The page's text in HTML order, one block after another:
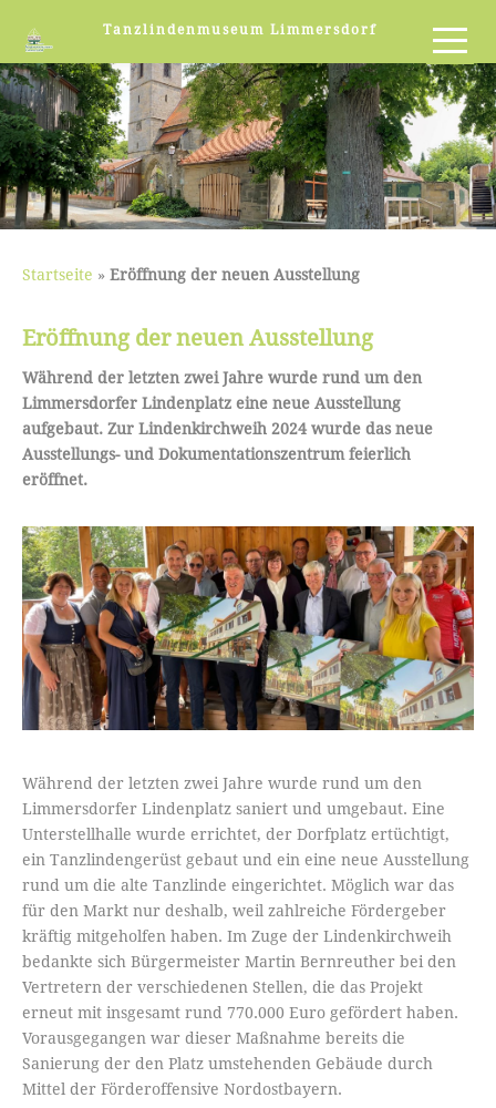
Tanzlindenmuseum Limmersdorf
Startseite » Eröffnung der neuen Ausstellung
Eröffnung der neuen Ausstellung
Während der letzten zwei Jahre wurde rund um den
Limmersdorfer Lindenplatz eine neue Ausstellung
aufgebaut. Zur Lindenkirchweih 2024 wurde das neue
Ausstellungs- und Dokumentationszentrum feierlich
eröffnet.
Während der letzten zwei Jahre wurde rund um den
Limmersdorfer Lindenplatz saniert und umgebaut. Eine
Unterstellhalle wurde errichtet, der Dorfplatz ertüchtigt,
ein Tanzlindengerüst gebaut und ein eine neue Ausstellung
rund um die alte Tanzlinde eingerichtet. Möglich war das
für den Markt nur deshalb, weil zahlreiche Fördergeber
kräftig mitgeholfen haben. Im Zuge der Lindenkirchweih
bedankte sich Bürgermeister Martin Bernreuther bei den
Vertretern der verschiedenen Stellen, die das Projekt
erneut mit insgesamt rund 770.000 Euro gefördert haben.
Vorausgegangen war dieser Maßnahme bereits die
Sanierung der den Platz umstehenden Gebäude durch
Mittel der Förderoffensive Nordostbayern.